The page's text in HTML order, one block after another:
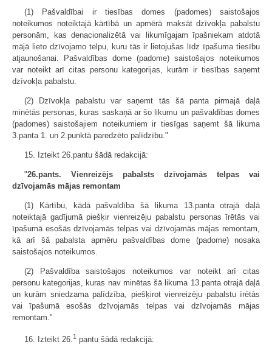
(1) Pašvaldībai ir tiesības domes (padomes) saistošajos
noteikumos noteiktajā kārtībā un apmērā maksāt dzīvokļa pabalstu
personām, kas denacionalizētā vai likumīgajam īpašniekam atdotā
mājā lieto dzīvojamo telpu, kuru tās ir lietojušas līdz īpašuma tiesību
atjaunošanai. Pašvaldības dome (padome) saistošajos noteikumos
var noteikt arī citas personu kategorijas, kurām ir tiesības saņemt
dzīvokļa pabalstu.
(2) Dzīvokļa pabalstu var saņemt tās šā panta pirmajā daļā
minētās personas, kuras saskaņā ar šo likumu un pašvaldības domes
(padomes) saistošajiem noteikumiem ir tiesīgas saņemt šā likuma
3.panta 1. un 2.punktā paredzēto palīdzību."
15. Izteikt 26.pantu šādā redakcijā:
"26.pants. Vienreizējs pabalsts dzīvojamās telpas vai
dzīvojamās mājas remontam
(1) Kārtību, kādā pašvaldība šā likuma 13.panta otrajā daļā
noteiktajā gadījumā piešķir vienreizēju pabalstu personas īrētās vai
īpašumā esošās dzīvojamās telpas vai dzīvojamās mājas remontam,
kā arī šā pabalsta apmēru pašvaldības dome (padome) nosaka
saistošajos noteikumos.
(2) Pašvaldība saistošajos noteikumos var noteikt arī citas
personu kategorijas, kuras nav minētas šā likuma 13.panta otrajā daļā
un kurām sniedzama palīdzība, piešķirot vienreizēju pabalstu īrētās
vai īpašumā esošās dzīvojamās telpas vai dzīvojamās mājas
remontam."
16. Izteikt 26.1 pantu šādā redakcijā: